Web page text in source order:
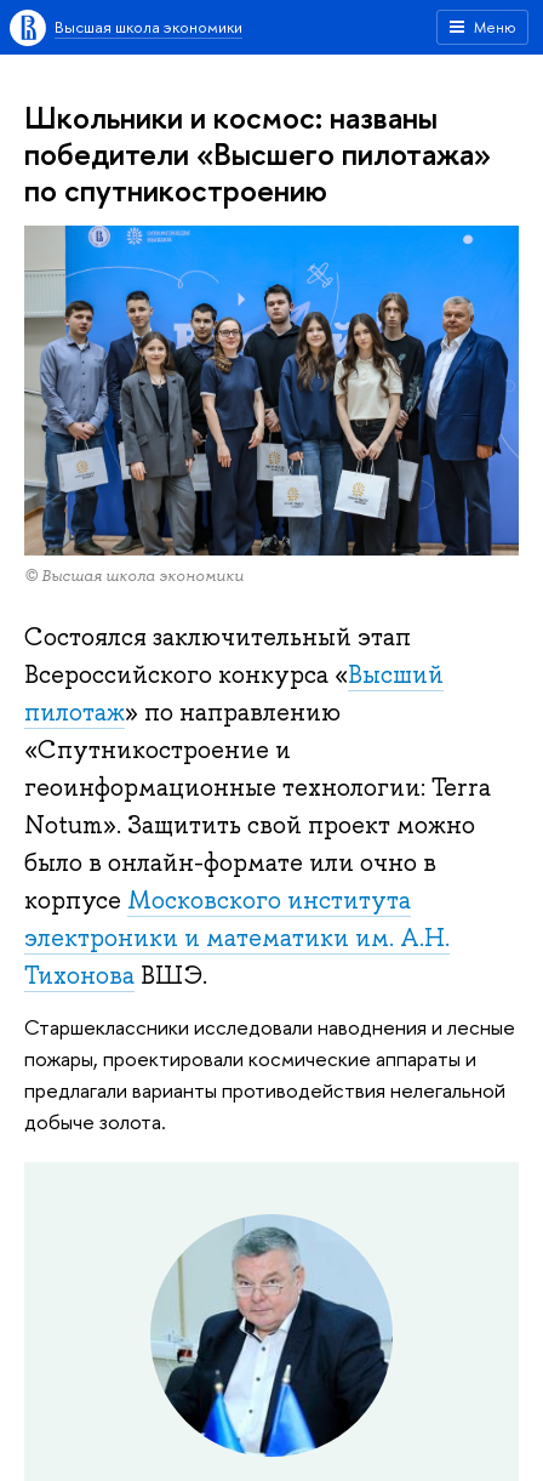
Меню
Высшая школа экономики
Школьники и космос: названы
победители «Высшего пилотажа»
по спутникостроению
© Высшая школа экономики
Состоялся заключительный этап
Всероссийского конкурса «Высший
пилотаж» по направлению
«Спутникостроение и
геоинформационные технологии: Terra
Notum». Защитить свой проект можно
было в онлайн-формате или очно в
корпусе Московского института
электроники и математики им. А.Н.
Тихонова ВШЭ.
Старшеклассники исследовали наводнения и лесные
пожары, проектировали космические аппараты и
предлагали варианты противодействия нелегальной
добыче золота.